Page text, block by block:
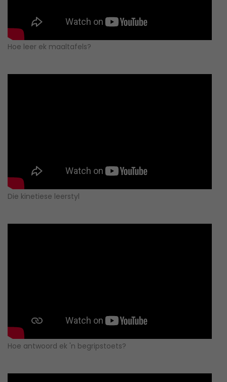
Hoe leer ek maaltafels?
Die kinetiese leerstyl
Hoe antwoord ek 'n begripstoets?